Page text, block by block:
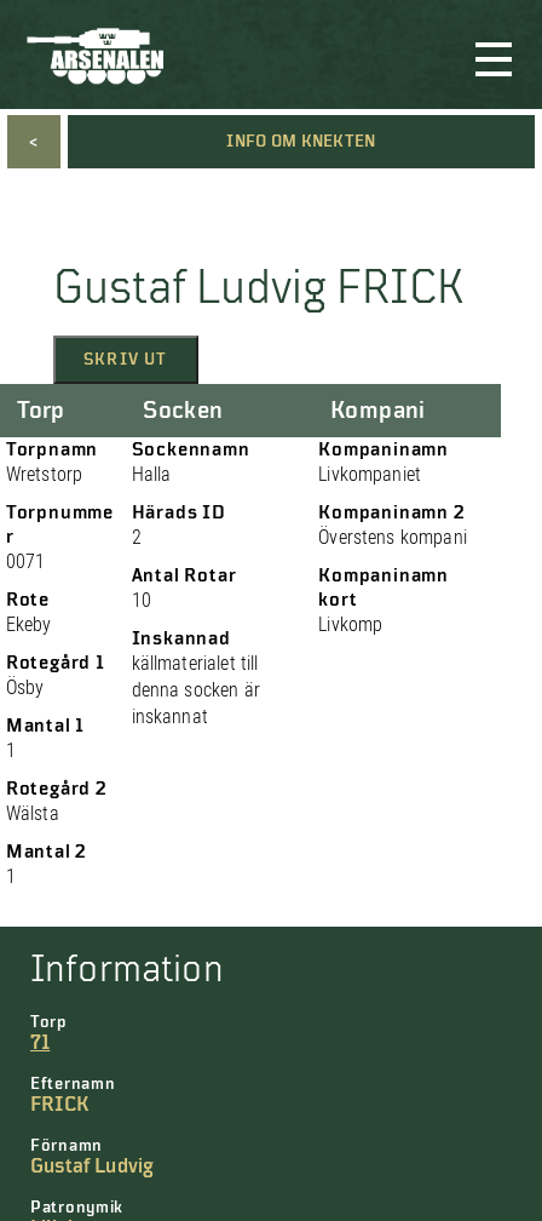
< INFO OM KNEKTEN
Gustaf Ludvig FRICK
SKRIV UT
Torp
Torpnamn
Wretstorp
Torpnumme
r
0071
Rote
Ekeby
Rotegård 1
Ösby
Mantal 1
1
Rotegård 2
Wälsta
Mantal 2
1
Socken
Sockennamn
Halla
Härads ID
2
Antal Rotar
10
Inskannad
källmaterialet till
denna socken är
inskannat
Kompani
Kompaninamn
Livkompaniet
Kompaninamn 2
Överstens kompani
Kompaninamn
kort
Livkomp
Information
Torp
71
Efternamn
FRICK
Förnamn
Gustaf Ludvig
Patronymik